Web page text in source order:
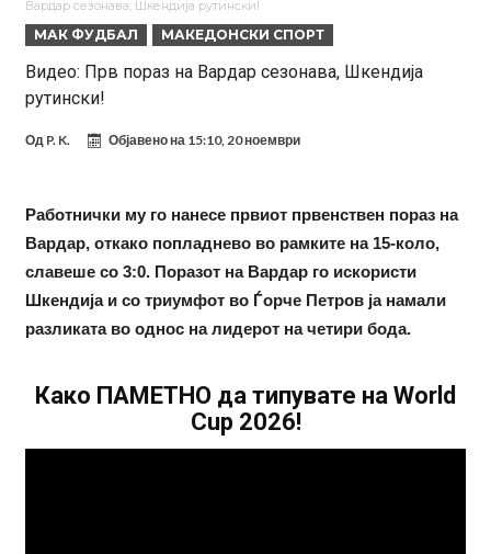
заМИнува на позајмица!?
Џејк Пол започнува голем напад на УФЦ
укине
Француски судија обвинет за семејно насилство – му се заканува
18 месеци затвор
Ова никогаш не му се случило на Новак: Синер и Алкараз се
Вардар сезонава, Шкендија рутински!
МАК ФУДБАЛ МАКЕДОНСКИ СПОРТ
Видео: Прв пораз на Вардар сезонава, Шкендија
рутински!
Од P. K. Објавено на 15:10, 20 ноември
Работнички му го нанесе првиот првенствен пораз на
Вардар, откако попладнево во рамките на 15-коло,
славеше со 3:0. Поразот на Вардар го искористи
Шкендија и со триумфот во Ѓорче Петров ја намали
разликата во однос на лидерот на четири бода.
Како ПАМЕТНО да типувате на World
Cup 2026!